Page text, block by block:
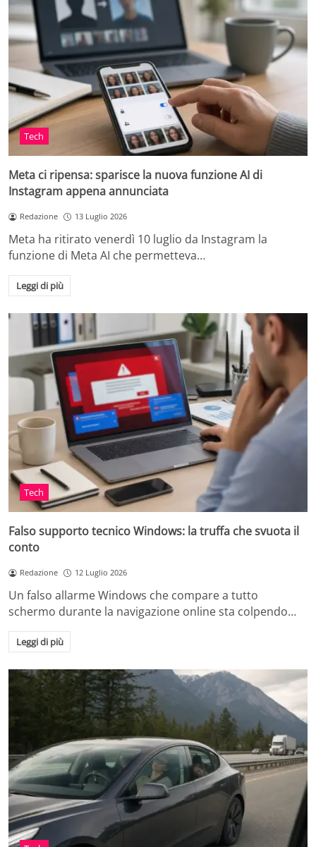
Tech
Meta ci ripensa: sparisce la nuova funzione AI di
Instagram appena annunciata
Redazione 13 Luglio 2026
Meta ha ritirato venerdì 10 luglio da Instagram la
funzione di Meta AI che permetteva…
Leggi di più
Tech
Falso supporto tecnico Windows: la truffa che svuota il
conto
Redazione 12 Luglio 2026
Un falso allarme Windows che compare a tutto
schermo durante la navigazione online sta colpendo…
Leggi di più